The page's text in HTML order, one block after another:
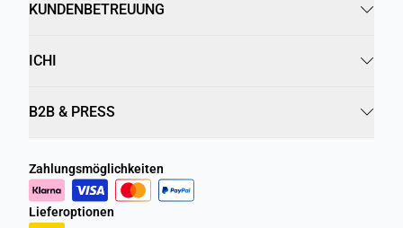
KUNDENBETREUUNG
ICHI
B2B & PRESS
Zahlungsmöglichkeiten
Lieferoptionen